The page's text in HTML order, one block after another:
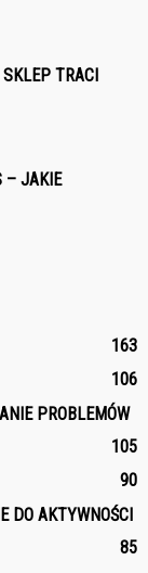
TRACI
– JAKIE
163
106
PROBLEMÓW
105
90
DO AKTYWNOŚCI
85